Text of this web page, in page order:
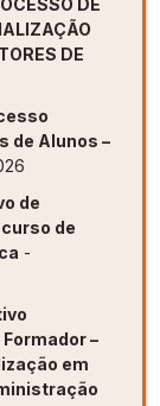
DE
DE
de Alunos –
de
de
-
–
em